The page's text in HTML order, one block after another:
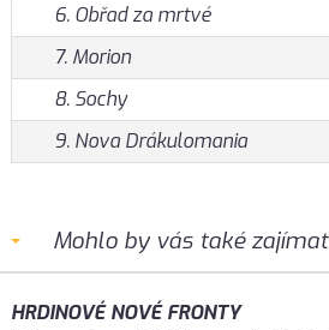
6. Obřad za mrtvé
7. Morion
8. Sochy
9. Nova Drákulomania
Mohlo by vás také zajímat
HRDINOVÉ NOVÉ FRONTY